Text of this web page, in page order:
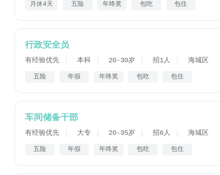
月休4天 五险 年终奖 包吃 包住
行政安全员
有经验优先 本科 20-30岁 招1人 海城区
五险 年假 年终奖 包吃 包住
车间储备干部
有经验优先 大专 20-35岁 招6人 海城区
五险 年假 年终奖 包吃 包住